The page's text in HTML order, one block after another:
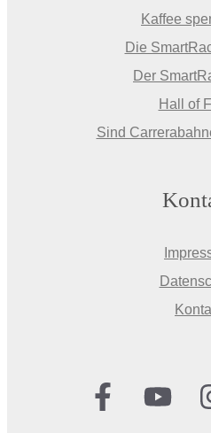
Kaffee
Die
Der
Hall of
Sind